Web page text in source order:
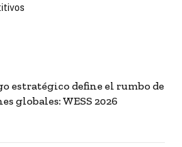
estratégico define el rumbo de
globales: WESS 2026